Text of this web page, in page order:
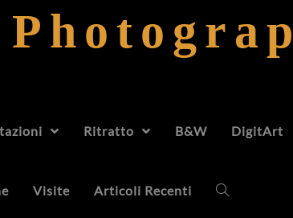
Ritratto B&W DigitArt
Visite Articoli Recenti